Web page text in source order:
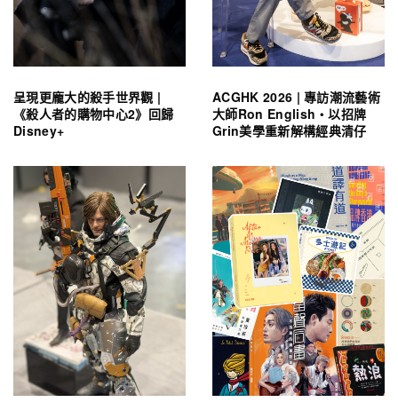
呈現更龐大的殺手世界觀 |
《殺人者的購物中心2》回歸
Disney+
ACGHK 2026 | 專訪潮流藝術
大師Ron English・以招牌
Grin美學重新解構經典清仔